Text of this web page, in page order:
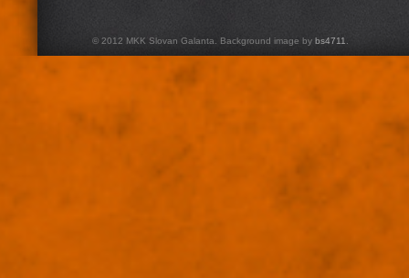
© 2012 MKK Slovan Galanta. Background image by bs4711